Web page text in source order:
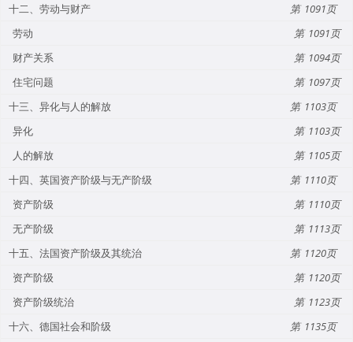
十二、劳动与财产
1091
劳动
1091
财产关系
1094
住宅问题
1097
十三、异化与人的解放
1103
异化
1103
人的解放
1105
十四、英国资产阶级与无产阶级
1110
资产阶级
1110
无产阶级
1113
十五、法国资产阶级及其统治
1120
资产阶级
1120
资产阶级统治
1123
十六、德国社会和阶级
1135